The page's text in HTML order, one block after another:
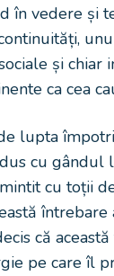
în vedere și
și chiar
ca cea
lupta
cu gândul
cu toții
că
pe care îl